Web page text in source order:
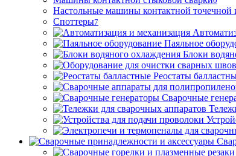
Настольные машины контактной точечной
Споттеры7
Паяльное
Блоки
Реостаты
Сварочные